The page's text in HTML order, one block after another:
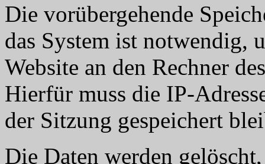
Die vorübergehende
das System ist notwendig,
Website an den Rechner
Hierfür muss die IP-
der Sitzung gespeichert
Die Daten werden